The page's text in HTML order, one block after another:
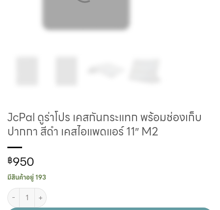
JcPal ดูร่าโปร เคสกันกระแทก พร้อมช่องเก็บ
ปากกา สีดำ เคสไอแพดแอร์ 11″ M2
฿950
มีสินค้าอยู่ 193